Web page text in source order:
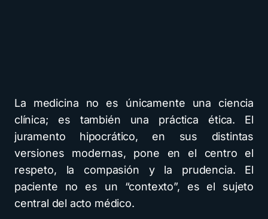
La medicina no es únicamente una ciencia
clínica; es también una práctica ética. El
juramento hipocrático, en sus distintas
versiones modernas, pone en el centro el
respeto, la compasión y la prudencia. El
paciente no es un “contexto”, es el sujeto
central del acto médico.